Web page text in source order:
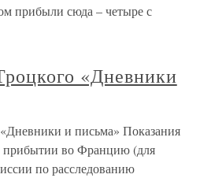
прибыли сюда – четыре с
«Дневники
и письма» Показания
во Францию (для
по расследованию